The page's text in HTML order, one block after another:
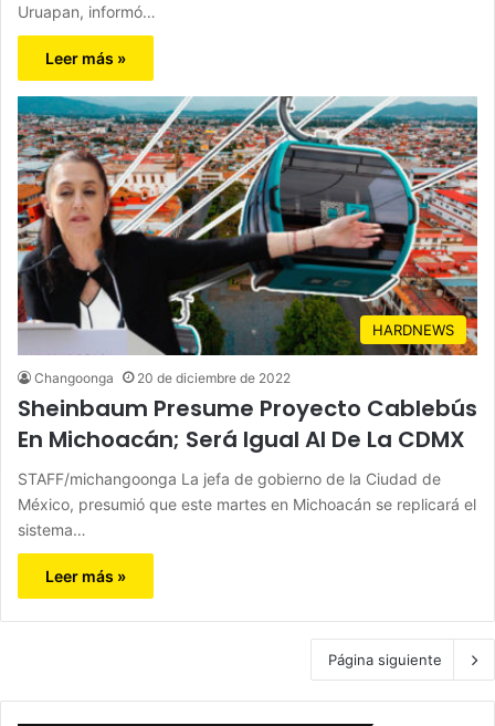
Uruapan, informó…
Leer más »
HARDNEWS
Changoonga 20 de diciembre de 2022
Sheinbaum Presume Proyecto Cablebús
En Michoacán; Será Igual Al De La CDMX
STAFF/michangoonga La jefa de gobierno de la Ciudad de
México, presumió que este martes en Michoacán se replicará el
sistema…
Leer más »
Página siguiente